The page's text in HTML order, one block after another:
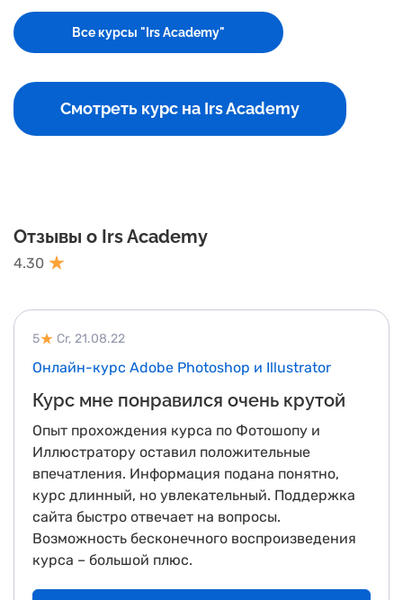
Все курсы "Irs Academy"
Смотреть курс на Irs Academy
Отзывы о Irs Academy
4.30
5 21.08.22
Cr,
Онлайн-курс Adobe Photoshop и Illustrator
Курс мне понравился очень крутой
Опыт прохождения курса по Фотошопу и
Иллюстратору оставил положительные
впечатления. Информация подана понятно,
курс длинный, но увлекательный. Поддержка
сайта быстро отвечает на вопросы.
Возможность бесконечного воспроизведения
курса – большой плюс.